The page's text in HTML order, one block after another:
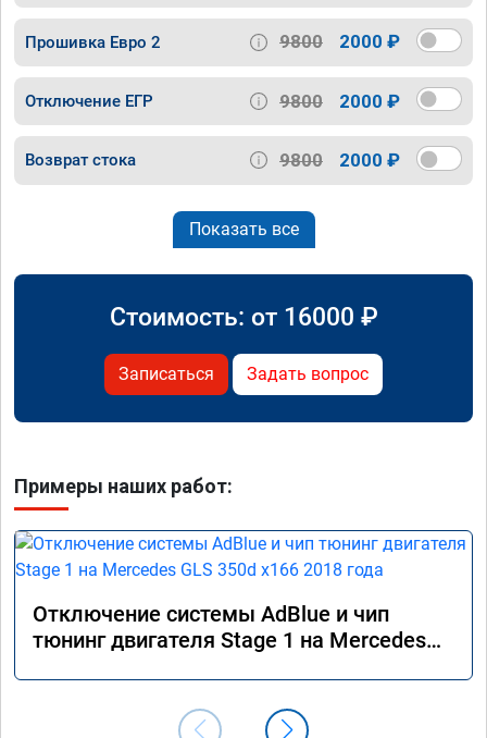
Прошивка Евро 2 9800 2000 ₽
Отключение ЕГР 9800 2000 ₽
Возврат стока 9800 2000 ₽
Показать все
Стоимость: от 16000 ₽
Записаться Задать вопрос
Примеры наших работ:
Отключение системы AdBlue и чип
тюнинг двигателя Stage 1 на Mercedes